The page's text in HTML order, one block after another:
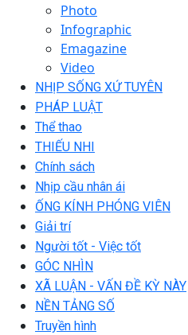
Photo
Infographic
Emagazine
Video
NHỊP SỐNG XỨ TUYÊN
PHÁP LUẬT
Thể thao
THIẾU NHI
Chính sách
Nhịp cầu nhân ái
ỐNG KÍNH PHÓNG VIÊN
Giải trí
Người tốt - Việc tốt
GÓC NHÌN
XÃ LUẬN - VẤN ĐỀ KỲ NÀY
NỀN TẢNG SỐ
Truyền hình